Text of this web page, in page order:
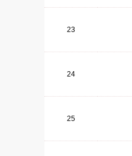
23
24
25